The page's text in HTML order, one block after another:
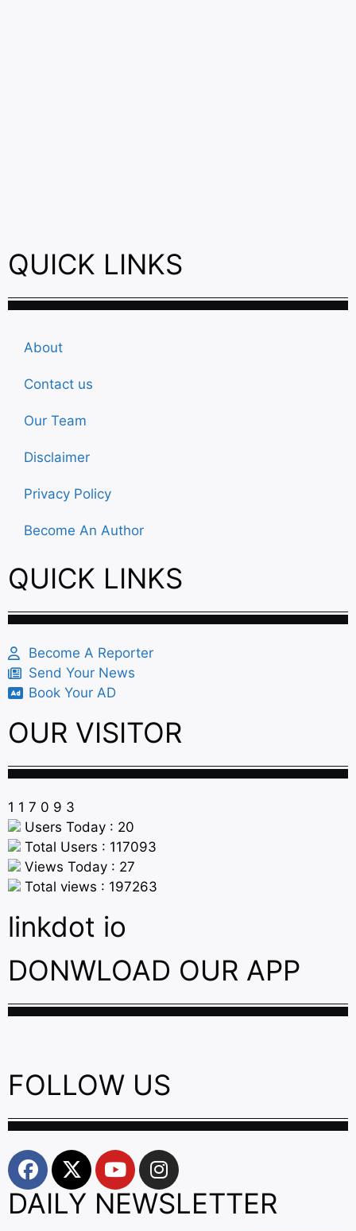
QUICK LINKS
About
Contact us
Our Team
Disclaimer
Privacy Policy
Become An Author
QUICK LINKS
Become A Reporter
Send Your News
Book Your AD
OUR VISITOR
1 1 7 0 9 3
Users Today : 20
Total Users : 117093
Views Today : 27
Total views : 197263
linkdot io
DONWLOAD OUR APP
FOLLOW US
DAILY NEWSLETTER